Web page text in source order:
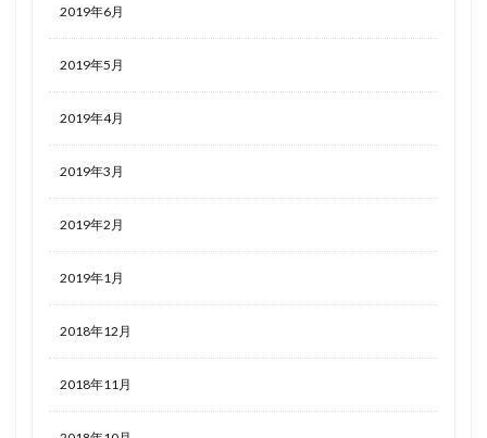
2019年6月
2019年5月
2019年4月
2019年3月
2019年2月
2019年1月
2018年12月
2018年11月